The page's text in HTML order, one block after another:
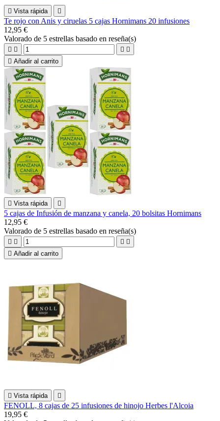
 Vista rápida 
Te rojo con Anis y ciruelas 5 cajas Hornimans 20 infusiones
12,95 €
Valorado de 5 estrellas basado en reseña(s)
   
 Añadir al carrito
 Vista rápida 
5 cajas de Infusión de manzana y canela, 20 bolsitas Hornimans
12,95 €
Valorado de 5 estrellas basado en reseña(s)
   
 Añadir al carrito
 Vista rápida 
FENOLL, 8 cajas de 25 infusiones de hinojo Herbes l'Alcoia
19,95 €